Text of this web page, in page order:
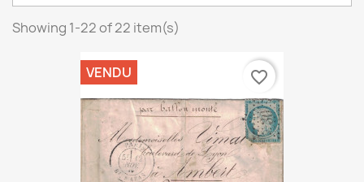
Showing 1-22 of 22 item(s)
VENDU favorite_border